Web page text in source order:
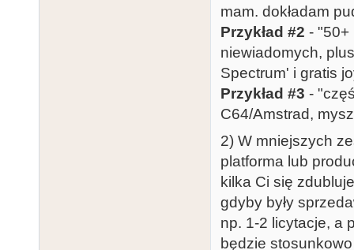
mam. dokładam
Przykład #2 - "50+
niewiadomych,
Spectrum' i gratis
Przykład #3 -
C64/Amstrad,
2) W mniejszych
platforma lub
kilka Ci się
gdyby były
np. 1-2 licytacje, a
będzie